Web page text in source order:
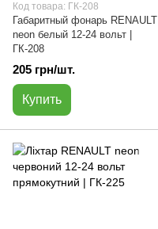
Код товара: ГК-208
Габаритный фонарь RENAULT
neon белый 12-24 вольт |
ГК-208
205 грн/шт.
Купить